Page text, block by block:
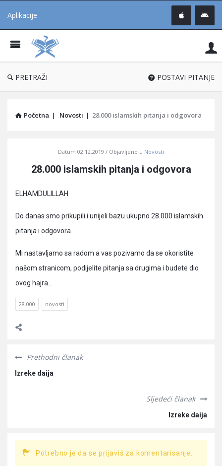
Aplikacije
®
PRETRAŽI POSTAVI PITANJE
Početna | Novosti | 28.000 islamskih pitanja i odgovora
Latest
Datum 02.12.2019 Objavljeno u Novosti
28.000 islamskih pitanja i odgovora
ELHAMDULILLAH
Do danas smo prikupili i unijeli bazu ukupno 28.000 islamskih
pitanja i odgovora.
Mi nastavljamo sa radom a vas pozivamo da se okoristite
našom stranicom, podijelite pitanja sa drugima i budete dio
ovog hajra…
28.000 novosti
Prethodni članak
Izreke daija
Sljedeći članak
Izreke daija
Potrebno je da se prijaviš za komentarisanje.